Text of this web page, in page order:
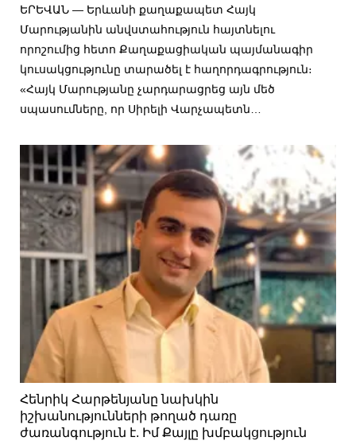
ԵՐԵՎԱՆ — Երևանի քաղաքապետ Հայկ
Մարությանին անվստահություն հայտնելու
որոշումից հետո Քաղաքացիական պայմանագիր
կուսակցությունը տարածել է հաղորդագրություն։
«Հայկ Մարությանը չարդարացրեց այն մեծ
սպասումները, որ Սիրելի Վարչապետն…
Հենրիկ Հարթենյանը նախկին
իշխանությունների թողած դառը
ժառանգություն է. Իմ Քայլը խմբակցություն